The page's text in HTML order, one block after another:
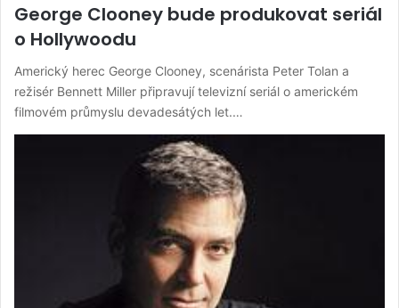
George Clooney bude produkovat seriál
o Hollywoodu
Americký herec George Clooney, scenárista Peter Tolan a
režisér Bennett Miller připravují televizní seriál o americkém
filmovém průmyslu devadesátých let.…